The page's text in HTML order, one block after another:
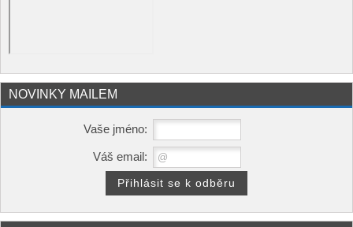
NOVINKY MAILEM
Vaše jméno:
Váš email: